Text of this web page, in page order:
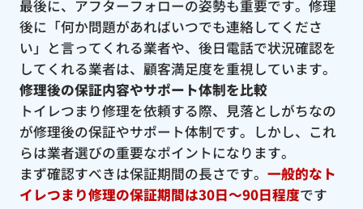
最後に、アフターフォローの姿勢も重要です。修理
後に「何か問題があればいつでも連絡してくださ
い」と言ってくれる業者や、後日電話で状況確認を
してくれる業者は、顧客満足度を重視しています。
修理後の保証内容やサポート体制を比較
トイレつまり修理を依頼する際、見落としがちなの
が修理後の保証やサポート体制です。しかし、これ
らは業者選びの重要なポイントになります。
まず確認すべきは保証期間の長さです。 一般的なト
イレつまり修理の保証期間は30日〜90日程度です